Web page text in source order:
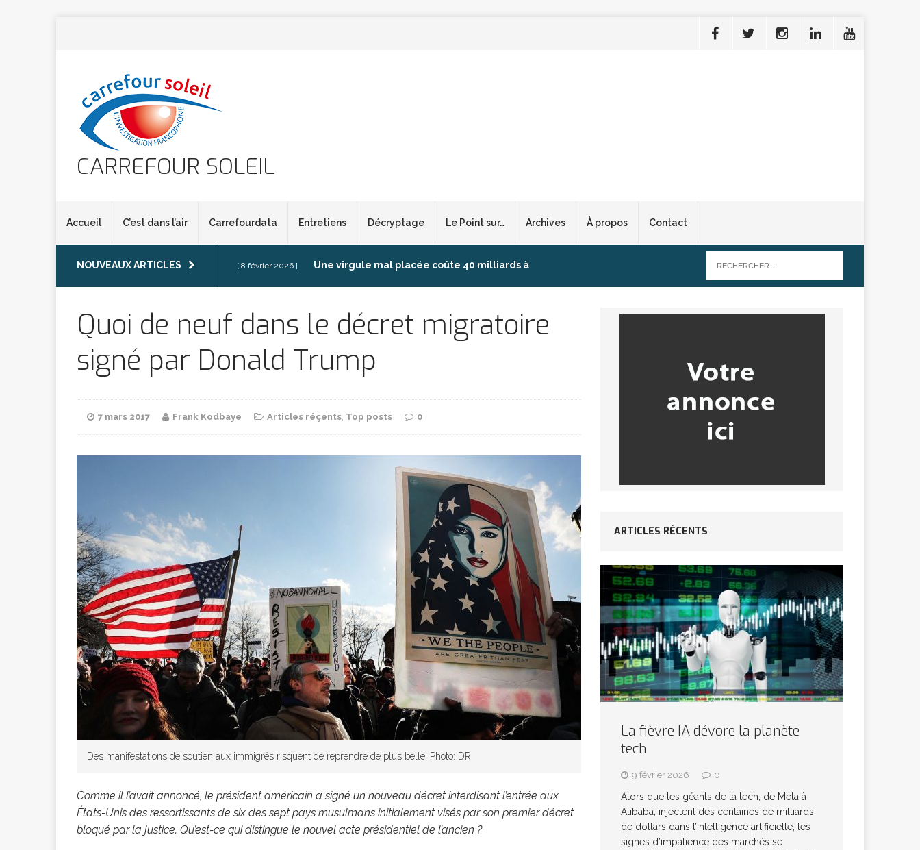
CARREFOUR SOLEIL
Accueil C’est dans l’air Carrefourdata Entretiens Décryptage Le Point sur… Archives À propos Contact
NOUVEAUX ARTICLES [ 8 février 2026 ] Une virgule mal placée coûte 40 milliards à
[ 8 février 2026 ]
[ 7 février 2026 ] Et si le temps n’existait pas ? ARTICLES RÉÇENTS
Le régime méditerranéen : un bouclier contre
ARTICLES RÉÇENTS
[ 5 février 2026 ] Énergie solaire : l’Afrique passe de la pénurie à
l’ambition ARTICLES RÉÇENTS
[ 2 février 2026 ] Washington refuse de payer et met l’ONU en péril
financier ARTICLES RÉÇENTS
[ 15 octobre 2025 ] Madagascar : Rajoelina chassé par « ses »
[ 23 septembre 2025 ] Les budgets militaires asphyxient le
Quoi de neuf dans le décret migratoire
signé par Donald Trump
7 mars 2017 Frank Kodbaye Articles réçents, Top posts 0
Des manifestations de soutien aux immigrés risquent de reprendre de plus belle. Photo: DR
Comme il l’avait annoncé, le président américain a signé un nouveau décret interdisant l’entrée aux
États-Unis des ressortissants de six des sept pays musulmans initialement visés par son premier décret
bloqué par la justice. Qu’est-ce qui distingue le nouvel acte présidentiel de l’ancien ?
ARTICLES RÉCENTS
La fièvre IA dévore la planète
tech
9 février 2026 0
Alors que les géants de la tech, de Meta à
Alibaba, injectent des centaines de milliards
de dollars dans l’intelligence artificielle, les
signes d’impatience des marchés se